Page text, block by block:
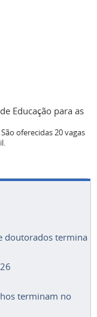
Educação para as
oferecidas 20 vagas
doutorados termina
terminam no